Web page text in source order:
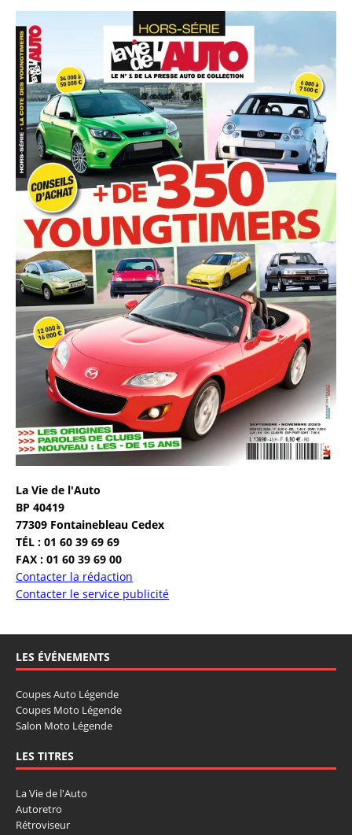
La Vie de l'Auto
BP 40419
77309 Fontainebleau Cedex
TÉL : 01 60 39 69 69
FAX : 01 60 39 69 00
Contacter la rédaction
Contacter le service publicité
LES ÉVÉNEMENTS
Coupes Auto Légende
Coupes Moto Légende
Salon Moto Légende
LES TITRES
La Vie de l'Auto
Autoretro
Rétroviseur